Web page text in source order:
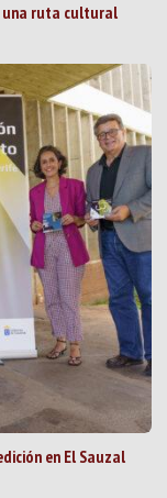
una ruta cultural
en El Sauzal